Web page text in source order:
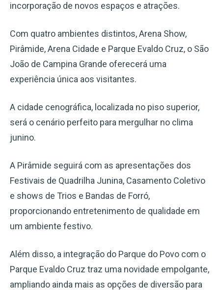
incorporação de novos espaços e atrações.
Com quatro ambientes distintos, Arena Show,
Pirâmide, Arena Cidade e Parque Evaldo Cruz, o São
João de Campina Grande oferecerá uma
experiência única aos visitantes.
A cidade cenográfica, localizada no piso superior,
será o cenário perfeito para mergulhar no clima
junino.
A Pirâmide seguirá com as apresentações dos
Festivais de Quadrilha Junina, Casamento Coletivo
e shows de Trios e Bandas de Forró,
proporcionando entretenimento de qualidade em
um ambiente festivo.
Além disso, a integração do Parque do Povo com o
Parque Evaldo Cruz traz uma novidade empolgante,
ampliando ainda mais as opções de diversão para